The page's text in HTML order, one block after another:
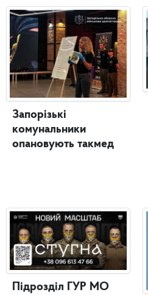
Запорізькі
комунальники
опановують такмед
Підрозділ ГУР МО